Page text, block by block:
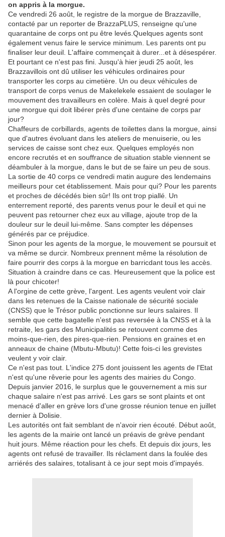
on appris à la morgue.
Ce vendredi 26 août, le registre de la morgue de Brazzaville,
contacté par un reporter de BrazzaPLUS, renseigne qu'une
quarantaine de corps ont pu être levés.Quelques agents sont
également venus faire le service minimum. Les parents ont pu
finaliser leur deuil. L'affaire commençait à durer...et à désespérer.
Et pourtant ce n'est pas fini. Jusqu'à hier jeudi 25 août, les
Brazzavillois ont dû utiliser les véhicules ordinaires pour
transporter les corps au cimetière. Un ou deux véhicules de
transport de corps venus de Makelekele essaient de soulager le
mouvement des travailleurs en colère. Mais à quel degré pour
une morgue qui doit libérer près d'une centaine de corps par
jour?
Chaffeurs de corbillards, agents de toilettes dans la morgue, ainsi
que d'autres évoluant dans les ateliers de menuiserie, ou les
services de caisse sont chez eux. Quelques employés non
encore recrutés et en souffrance de situation stable viennent se
déambuler à la morgue, dans le but de se faire un peu de sous.
La sortie de 40 corps ce vendredi matin augure des lendemains
meilleurs pour cet établissement. Mais pour qui? Pour les parents
et proches de décédés bien sûr! Ils ont trop piallé. Un
enterrement reporté, des parents venus pour le deuil et qui ne
peuvent pas retourner chez eux au village, ajoute trop de la
douleur sur le deuil lui-même. Sans compter les dépenses
générés par ce préjudice.
Sinon pour les agents de la morgue, le mouvement se poursuit et
va même se durcir. Nombreux prennent même la résolution de
faire pourrir des corps à la morgue en barricdant tous les accès.
Situation à craindre dans ce cas. Heureusement que la police est
là pour chicoter!
A l'orgine de cette grève, l'argent. Les agents veulent voir clair
dans les retenues de la Caisse nationale de sécurité sociale
(CNSS) que le Trésor public ponctionne sur leurs salaires. Il
semble que cette bagatelle n'est pas reversée à la CNSS et à la
retraite, les gars des Municipalités se retouvent comme des
moins-que-rien, des pires-que-rien. Pensions en graines et en
anneaux de chaine (Mbutu-Mbutu)! Cette fois-ci les grevistes
veulent y voir clair.
Ce n'est pas tout. L'indice 275 dont jouissent les agents de l'Etat
n'est qu'une rêverie pour les agents des mairies du Congo.
Depuis janvier 2016, le surplus que le gouvernement a mis sur
chaque salaire n'est pas arrivé. Les gars se sont plaints et ont
menacé d'aller en grève lors d'une grosse réunion tenue en juillet
dernier à Dolisie.
Les autorités ont fait semblant de n'avoir rien écouté. Début août,
les agents de la mairie ont lancé un préavis de grève pendant
huit jours. Même réaction pour les chefs. Et depuis dix jours, les
agents ont refusé de travailler. Ils réclament dans la foulée des
arriérés des salaires, totalisant à ce jour sept mois d'impayés.